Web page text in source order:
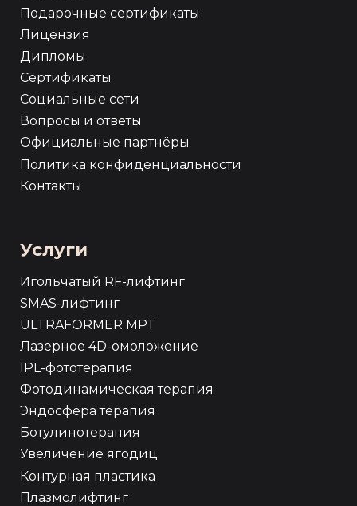
Подарочные сертификаты
Лицензия
Дипломы
Сертификаты
Социальные сети
Вопросы и ответы
Официальные партнёры
Политика конфиденциальности
Контакты
Услуги
Игольчатый RF-лифтинг
SMAS-лифтинг
ULTRAFORMER MPT
Лазерное 4D-омоложение
IPL-фототерапия
Фотодинамическая терапия
Эндосфера терапия
Ботулинотерапия
Увеличение ягодиц
Контурная пластика
Плазмолифтинг